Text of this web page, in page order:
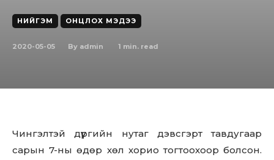
НИЙГЭМ ОНЦЛОХ МЭДЭЭ
2020-05-05 By admin 1 min. read
Чингэлтэй дүүргийн нутаг дэвсгэрт тавдугаар
сарын 7-ны өдөр хөл хорио тогтоохоор болсон.